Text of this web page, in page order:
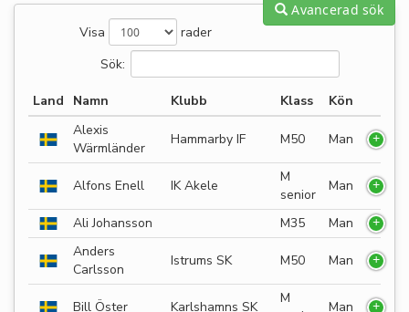
Avancerad sök
Visa
rader
Sök:
Land Namn Klubb Klass
Kön
Alexis
Wärmländer
Hammarby IF M50 Man
Alfons Enell IK Akele
M
senior
Man
Ali Johansson M35
Man
Anders
Carlsson
Istrums SK M50 Man
Bill Öster Karlshamns SK
M
Man